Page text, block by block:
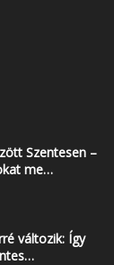
Szentesen –
me…
változik: Így